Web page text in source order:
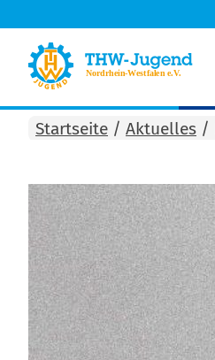
Startseite / Aktuelles /